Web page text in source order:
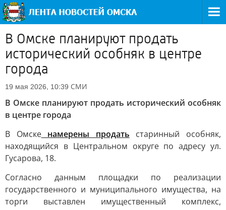
В Омске планируют продать
исторический особняк в центре
города
19 мая 2026, 10:39 СМИ
В Омске планируют продать исторический особняк
в центре города
В Омскенамерены продать старинный особняк,
находящийся в Центральном округе по адресу ул.
Гусарова, 18.
Согласно данным площадки по реализации
государственного и муниципального имущества, на
торги выставлен имущественный комплекс,